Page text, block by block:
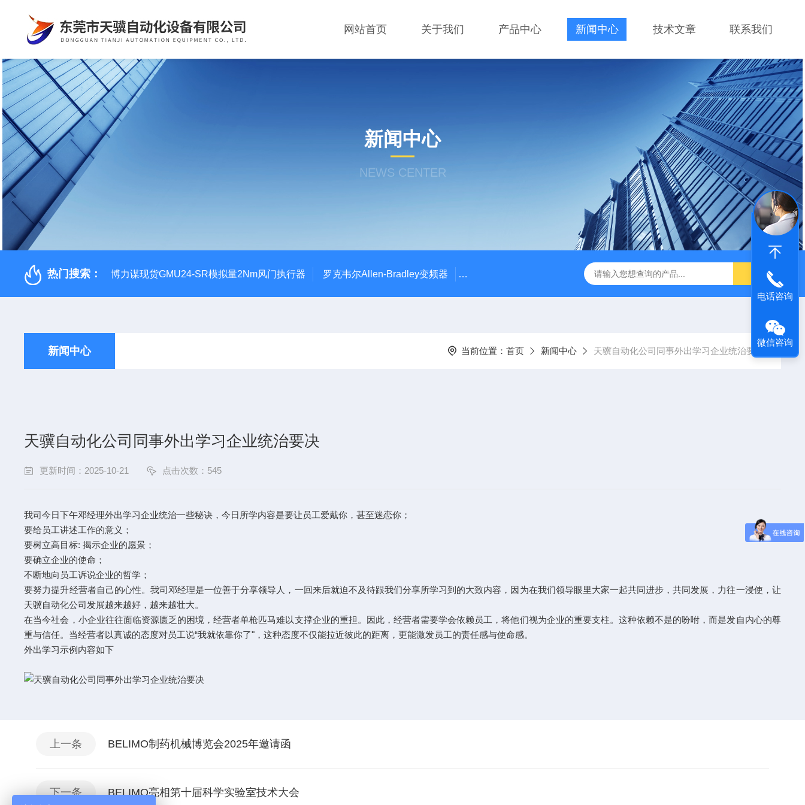
网站首页 关于我们 产品中心 新闻中心 技术文章 联系我们
新闻中心
NEWS CENTER
热门搜索： 博力谋现货GMU24-SR模拟量2Nm风门执行器 罗克韦尔Allen-Bradley变频器 德国Leybold真空计 SMC比例阀ITV2050-312L
新闻中心 当前位置： 首页 新闻中心 天骥自动化公司同事外出学习企业统治要决
天骥自动化公司同事外出学习企业统治要决
更新时间：2025-10-21 点击次数：545
我司今日下午邓经理外出学习企业统治一些秘诀，今日所学内容是要让员工爱戴你，甚至迷恋你；
要给员工讲述工作的意义；
要树立高目标: 揭示企业的愿景；
要确立企业的使命；
不断地向员工诉说企业的哲学；
要努力提升经营者自己的心性。我司邓经理是一位善于分享领导人，一回来后就迫不及待跟我们分享所学习到的大致内容，因为在我们领导眼里大家一起共同进步，共同发展，力往一浸使，让
天骥自动化公司发展越来越好，越来越壮大。
在当今社会，小企业往往面临资源匮乏的困境，经营者单枪匹马难以支撑企业的重担。因此，经营者需要学会依赖员工，将他们视为企业的重要支柱。这种依赖不是的吩咐，而是发自内心的尊
重与信任。当经营者以真诚的态度对员工说“我就依靠你了"，这种态度不仅能拉近彼此的距离，更能激发员工的责任感与使命感。
外出学习示例内容如下
上一条 BELIMO制药机械博览会2025年邀请函
下一条 BELIMO亮相第十届科学实验室技术大会
电话咨询
微信咨询